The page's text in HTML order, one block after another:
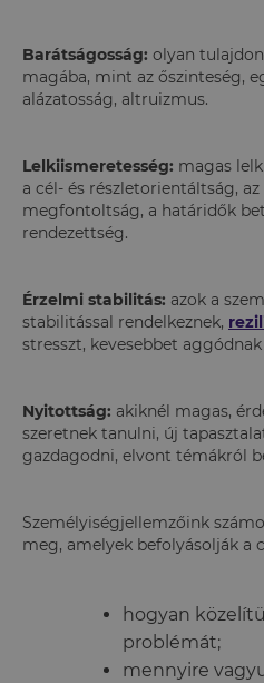
Barátságosság: olyan
magába, mint az őszinteség,
alázatosság, altruizmus.
Lelkiismeretesség: magas
a cél- és részletorientáltság,
megfontoltság, a határidők
rendezettség.
Érzelmi stabilitás: azok a
stabilitással rendelkeznek,
stresszt, kevesebbet
Nyitottság: akiknél magas,
szeretnek tanulni, új
gazdagodni, elvont témákról
Személyiségjellemzőink
meg, amelyek befolyásolják a
hogyan
problémát;
mennyire